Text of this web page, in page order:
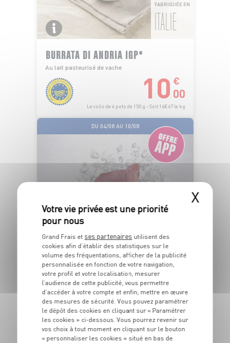
FABRIQUÉE EN
ITALIE
BURRATA DI ANDRIA IGP*
Au lait pasteurisé de vache
10 €
00
Le colis de 4 pots de 150 g - Soit 16€67 le kg
DU 04/08 AU 10/08
OCÉAN PACIFIQUE
PAVÉ DE THON ALBACORE SASHIMI
Barquette de poids variable
OFFRE APP
6€ 48
-22,2% 5€
04
Les 180g - Soit 27€99 le kg au lieu de 35€99 le kg
X
Grand Frais et ses partenaires utilisent des
cookies afin d’établir des statistiques sur le
volume des fréquentations, afficher de la publicité
personnalisée en fonction de votre navigation,
votre profil et votre localisation, mesurer
l’audience de cette publicité, vous permettre
d’accéder à votre compte et enfin, mettre en œuvre
des mesures de sécurité. Vous pouvez paramétrer
le dépôt des cookies en cliquant sur « Paramétrer
les cookies » ci-dessous. Vous pourrez revenir sur
vos choix à tout moment en cliquant sur le bouton
« personnaliser les cookies » situé en bas de